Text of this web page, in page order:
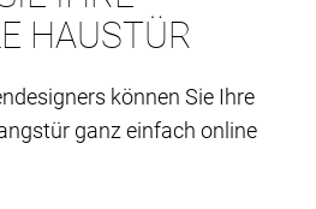
HAUSTÜR
können Sie Ihre
ganz einfach online